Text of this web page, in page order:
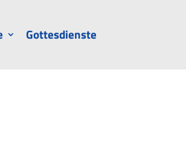
Gottesdienste